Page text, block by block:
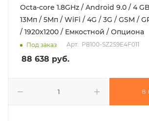
Octa-core 1.8GHz / Android 9.0 / 4
13Мп / 5Мп / WiFi / 4G / 3G / GSM /
/ 1920x1200 / Емкостной / Опциона
Под заказ Арт.: P8100-SZ2S9E4F011
88 638 руб.
В